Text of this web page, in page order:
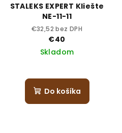
STALEKS EXPERT Kliešte
NE-11-11
€32,52 bez DPH
€40
Skladom
Do košíka